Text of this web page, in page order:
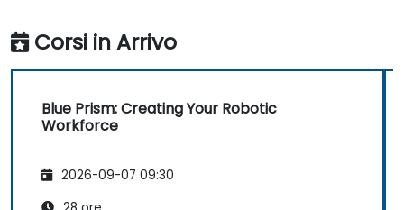
Corsi in Arrivo
Blue Prism: Creating Your Robotic
Workforce
2026-09-07 09:30